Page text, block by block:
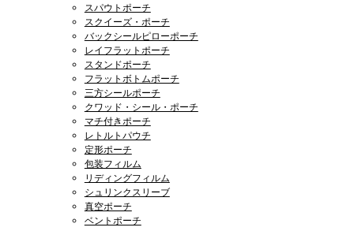
スパウトポーチ
スクイーズ・ポーチ
バックシールピローポーチ
レイフラットポーチ
スタンドポーチ
フラットボトムポーチ
三方シールポーチ
クワッド・シール・ポーチ
マチ付きポーチ
レトルトパウチ
定形ポーチ
包装フィルム
リディングフィルム
シュリンクスリーブ
真空ポーチ
ベントポーチ